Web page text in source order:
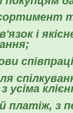
і
усіма
платіж, з